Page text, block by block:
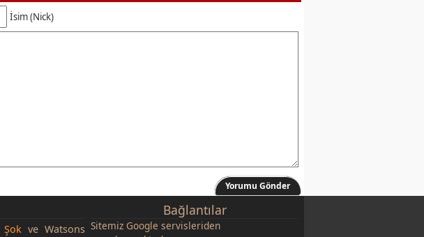
İsim (Nick)
Yorumu Gönder
Şokve Watsons
Bağlantılar
Sitemiz Google servisleriden